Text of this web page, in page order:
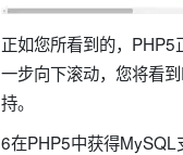
正如您所看到的，
一步向下滚动，您将看
持。
6在PHP5中获得MySQL